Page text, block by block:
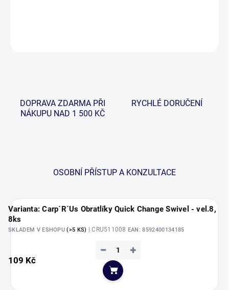
DOPRAVA ZDARMA PŘI
NÁKUPU NAD 1 500 KČ
RYCHLÉ DORUČENÍ
OSOBNÍ PŘÍSTUP A KONZULTACE
Varianta: Carp´R´Us Obratlíky Quick Change Swivel - vel.8,
8ks
SKLADEM V ESHOPU(>5 KS) | CRU511008 EAN: 8592400134185
109 Kč
+
−
Do košíku